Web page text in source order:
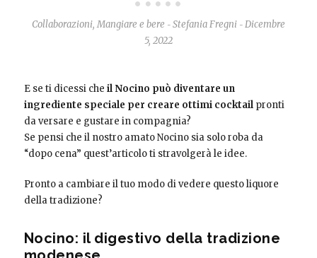
Collaborazioni,Mangiare e bere - Stefania Fregni - Dicembre
5, 2022
E se ti dicessi che il Nocino può diventare un
ingrediente speciale per creare ottimi cocktailpronti
da versare e gustare in compagnia?
Se pensi che il nostro amato Nocino sia solo roba da
“dopo cena” quest’articolo ti stravolgerà le idee.
Pronto a cambiare il tuo modo di vedere questo liquore
della tradizione?
Nocino: il digestivo della tradizione